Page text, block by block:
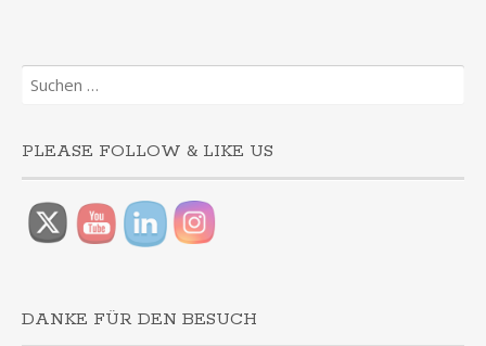
Suchen
nach:
PLEASE FOLLOW & LIKE US
DANKE FÜR DEN BESUCH